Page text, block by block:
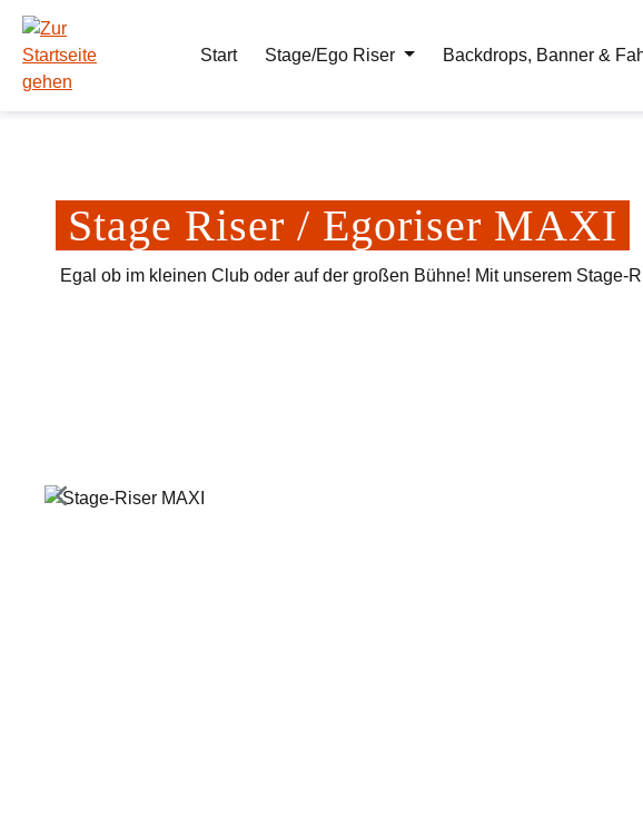
Hauptinhalt springen
Zur Suche springen
Zur Hauptnavigation springen
Start
Stage/Ego Riser Backdrops, Banner &
Stage Riser / Egoriser MAXI
Egal ob im kleinen Club oder auf der großen Bühne! Mit unserem Stage-
Bildergalerie überspringen